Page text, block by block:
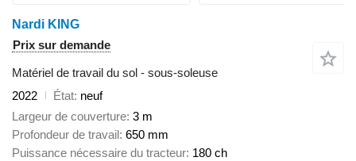
Nardi KING
Prix sur demande
Matériel de travail du sol - sous-soleuse
2022
État neuf
Largeur de couverture 3 m
Profondeur de travail 650 mm
Puissance nécessaire du tracteur 180 ch